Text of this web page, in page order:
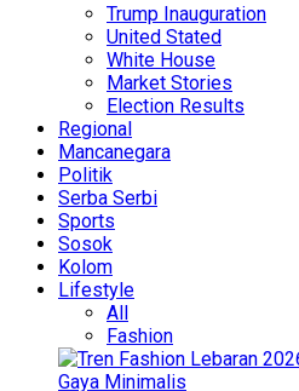
Trump Inauguration
United Stated
White House
Market Stories
Election Results
Regional
Mancanegara
Politik
Serba Serbi
Sports
Sosok
Kolom
Lifestyle
All
Fashion